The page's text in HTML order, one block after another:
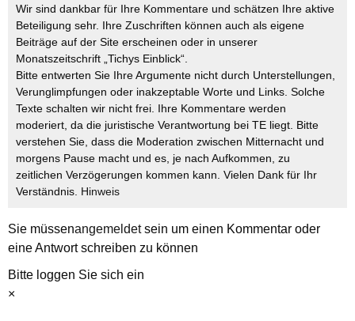
Wir sind dankbar für Ihre Kommentare und schätzen Ihre aktive
Beteiligung sehr. Ihre Zuschriften können auch als eigene
Beiträge auf der Site erscheinen oder in unserer
Monatszeitschrift „Tichys Einblick“.
Bitte entwerten Sie Ihre Argumente nicht durch Unterstellungen,
Verunglimpfungen oder inakzeptable Worte und Links. Solche
Texte schalten wir nicht frei. Ihre Kommentare werden
moderiert, da die juristische Verantwortung bei TE liegt. Bitte
verstehen Sie, dass die Moderation zwischen Mitternacht und
morgens Pause macht und es, je nach Aufkommen, zu
zeitlichen Verzögerungen kommen kann. Vielen Dank für Ihr
Verständnis. Hinweis
Sie müssenangemeldetsein um einen Kommentar oder
eine Antwort schreiben zu können
Bitte loggen Sie sich ein
×